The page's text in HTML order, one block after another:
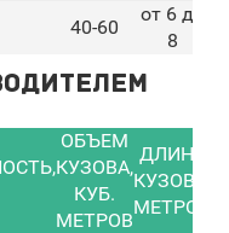
40-60
от 6 до
8
ОБЪЕМ
КУЗОВА,
КУБ.
МЕТРОВ
ДЛИНА
КУЗОВА,
МЕТРОВ